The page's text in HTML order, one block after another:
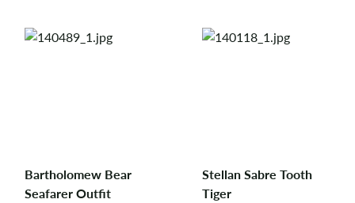
Bartholomew Bear
Seafarer Outfit
Stellan Sabre Tooth
Tiger